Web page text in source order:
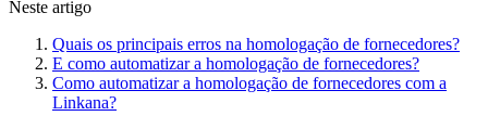
Neste artigo
Quais os principais erros na homologação de fornecedores?
E como automatizar a homologação de fornecedores?
Como automatizar a homologação de fornecedores com a
Linkana?